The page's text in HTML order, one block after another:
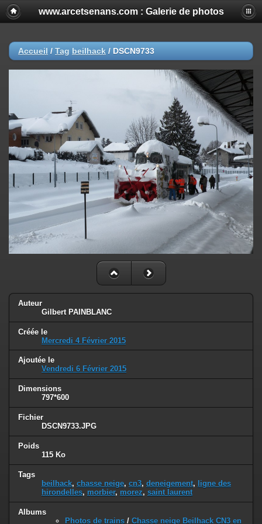
www.arcetsenans.com : Galerie de photos
Accueil / Tag beilhack / DSCN9733
Auteur
Gilbert PAINBLANC
Créée le
Mercredi 4 Février 2015
Ajoutée le
Vendredi 6 Février 2015
Dimensions
797*600
Fichier
DSCN9733.JPG
Poids
115 Ko
Tags
beilhack, chasse neige, cn3, deneigement,
ligne des
hirondelles, morbier, morez, saint laurent
Albums
Photos de trains / Chasse neige Beilhack CN3 en